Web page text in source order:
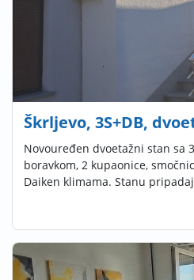
Škrljevo, 3S+DB,
Novouređen dvoetažni stan sa
boravkom, 2 kupaonice,
Daiken klimama. Stanu